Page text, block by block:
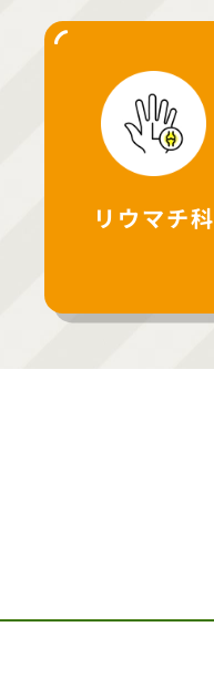
リウマチ科